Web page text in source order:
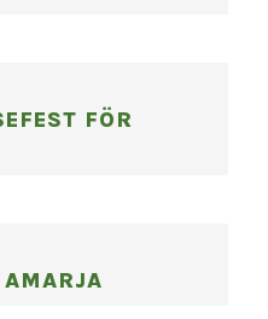
FÖR
AMARJA